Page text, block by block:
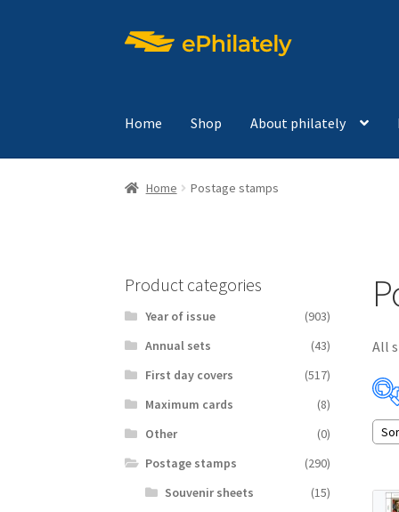
Skip
Skip
Home Shop About philately
Home Postage stamps
All
Product categories
Year of issue
(903)
Аnnual sets
(43)
First day covers
(517)
Maximum cards
(8)
Other
(0)
Postage stamps
(290)
Souvenir sheets
(15)